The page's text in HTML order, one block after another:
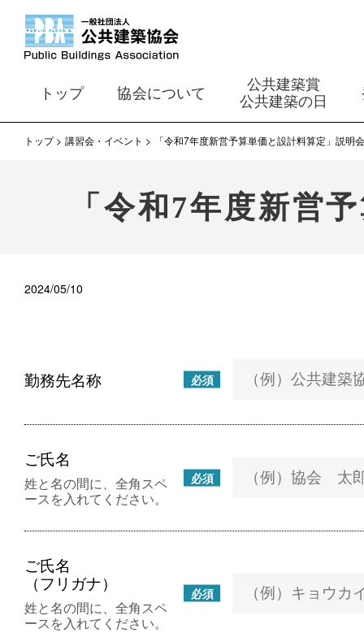
トップ 協会について
公共建築賞
公共建築の日
トップ 講習会・イベント 「令和7年度新営予算単価と設計料算定」説明
「令和7年度新営
2024/05/10
勤務先名称 必須
ご氏名
必須
姓と名の間に、全角スペ
ースを入れてください。
ご氏名
（フリガナ）
必須
姓と名の間に、全角スペ
ースを入れてください。